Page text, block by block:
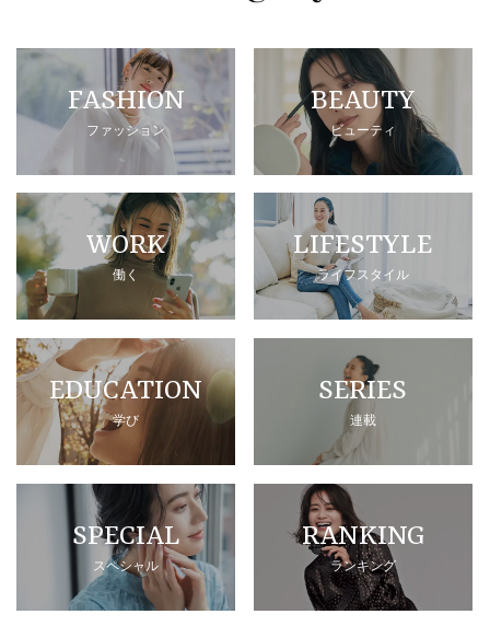
FASHION
ファッション
BEAUTY
ビューティ
WORK
働く
LIFESTYLE
ライフスタイル
EDUCATION
学び
SERIES
連載
SPECIAL
スペシャル
RANKING
ランキング